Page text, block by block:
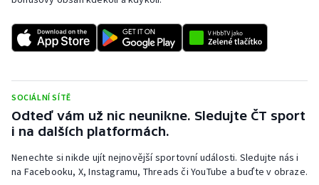
Short track
Stolní tenis
Triatlon
Veslování
SOCIÁLNÍ SÍTĚ
Odteď vám už nic neunikne. Sledujte ČT sport
i na dalších platformách.
Nenechte si nikde ujít nejnovější sportovní události. Sledujte nás i
na Facebooku, X, Instagramu, Threads či YouTube a buďte v obraze.